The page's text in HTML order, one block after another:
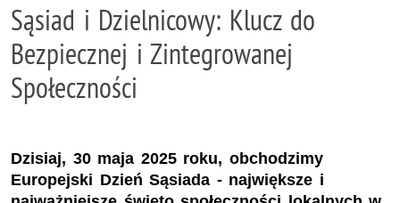
Sąsiad i Dzielnicowy: Klucz do
Bezpiecznej i Zintegrowanej
Społeczności
Dzisiaj, 30 maja 2025 roku, obchodzimy
Europejski Dzień Sąsiada - największe i